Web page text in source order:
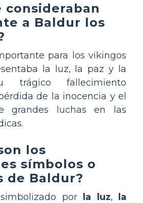
consideraban
a Baldur los
para los vikingos
la luz, la paz y la
trágico fallecimiento
de la inocencia y el
grandes luchas en las
los
símbolos o
de Baldur?
por la luz,
la